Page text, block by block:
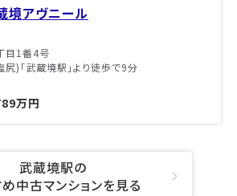
境アヴニール
目1番4号
)「武蔵境駅」より徒歩で9分
万円
武蔵境駅の
中古マンションを見る